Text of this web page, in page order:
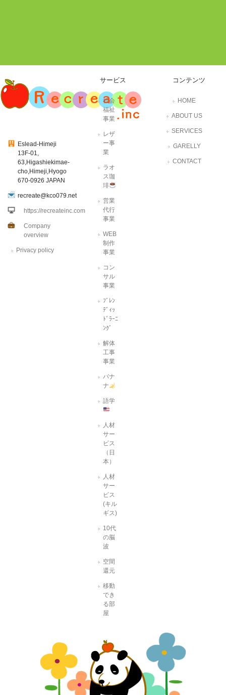
Eslead-Himeji
13F-01,
63,Higashiekimae-
cho,Himeji,Hyogo
670-0926 JAPAN
recreate@kco079.net
https://recreateinc.com
Company
overview
Privacy policy
サービス
社会
福祉
事業
レザ
ー事
業
ラオ
ス珈
琲
営業
代行
事業
WEB
制作
事業
コン
サル
事業
ﾌﾞﾚﾝ
ﾃﾞｨｯ
ﾄﾞﾗｰﾆ
ﾝｸﾞ
解体
工事
事業
バナ
ナ
語学
人材
サー
ビス
（日
本）
人材
サー
ビス
(キル
ギス)
10代
の脳
波
空間
還元
移動
でき
る部
屋
コンテンツ
HOME
ABOUT US
SERVICES
GARELLY
CONTACT